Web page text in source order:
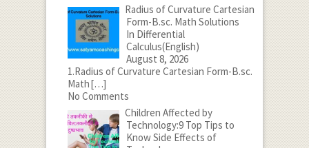
Radius of Curvature Cartesian
Form-B.sc. Math Solutions
In Differential
Calculus(English)
August 8, 2026
1.Radius of Curvature Cartesian Form-B.sc.
Math[…]
No Comments
Children Affected by
Technology:9 Top Tips to
Know Side Effects of